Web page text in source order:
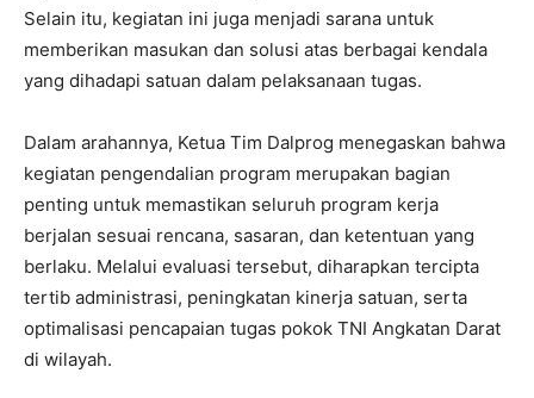
Selain itu, kegiatan ini juga menjadi sarana untuk
memberikan masukan dan solusi atas berbagai kendala
yang dihadapi satuan dalam pelaksanaan tugas.
Dalam arahannya, Ketua Tim Dalprog menegaskan bahwa
kegiatan pengendalian program merupakan bagian
penting untuk memastikan seluruh program kerja
berjalan sesuai rencana, sasaran, dan ketentuan yang
berlaku. Melalui evaluasi tersebut, diharapkan tercipta
tertib administrasi, peningkatan kinerja satuan, serta
optimalisasi pencapaian tugas pokok TNI Angkatan Darat
di wilayah.